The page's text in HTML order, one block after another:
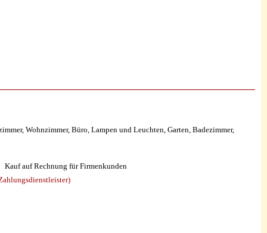
Wohnzimmer, Büro, Lampen und Leuchten, Garten, Badezimmer,
Kauf auf Rechnung für Firmenkunden